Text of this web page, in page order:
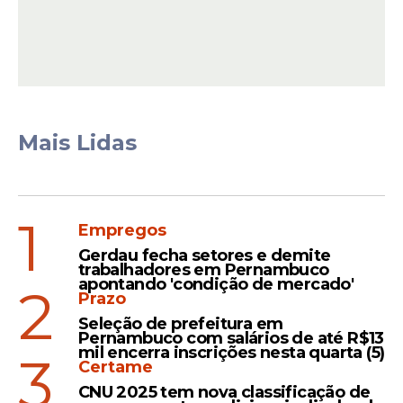
Só acontece em
Pernambuco
Uma família pernambucana escolheu um
tema pouco convencional para celebrar os
11 meses de vida da filha, Maria Lígia.
Mais Lidas
1
Empregos
Gerdau fecha setores e demite
trabalhadores em Pernambuco
apontando 'condição de mercado'
2
Prazo
Seleção de prefeitura em
Pernambuco com salários de até R$13
mil encerra inscrições nesta quarta (5)
3
Certame
CNU 2025 tem nova classificação de